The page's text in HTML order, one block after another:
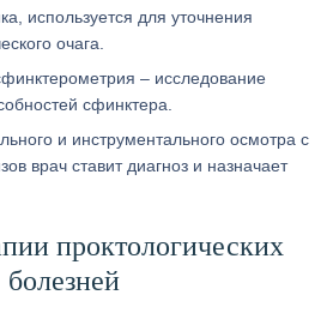
используется для уточнения
очага.
– исследование
сфинктера.
и инструментального осмотра с
врач ставит диагноз и назначает
проктологических
болезней